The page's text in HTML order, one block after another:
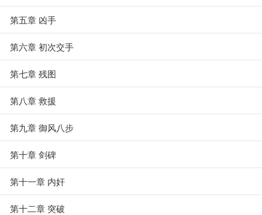
第五章 凶手
第六章 初次交手
第七章 残图
第八章 救援
第九章 御风八步
第十章 剑碑
第十一章 内奸
第十二章 突破